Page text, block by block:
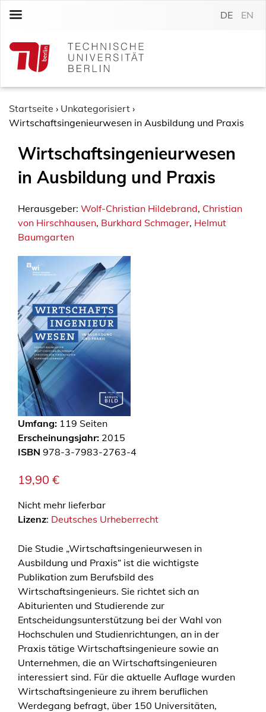
c
DE EN
Startseite › Unkategorisiert ›
Wirtschaftsingenieurwesen in Ausbildung und Praxis
Wirtschaftsingenieurwesen
in Ausbildung und Praxis
Herausgeber: Wolf-Christian Hildebrand, Christian
von Hirschhausen, Burkhard Schmager, Helmut
Baumgarten
Umfang: 119 Seiten
Erscheinungsjahr: 2015
ISBN 978-3-7983-2763-4
19,90 €
Nicht mehr lieferbar
Lizenz: Deutsches Urheberrecht
Die Studie „Wirtschaftsingenieurwesen in
Ausbildung und Praxis“ ist die wichtigste
Publikation zum Berufsbild des
Wirtschaftsingenieurs. Sie richtet sich an
Abiturienten und Studierende zur
Entscheidungsunterstützung bei der Wahl von
Hochschulen und Studienrichtungen, an in der
Praxis tätige Wirtschaftsingenieure sowie an
Unternehmen, die an Wirtschaftsingenieuren
interessiert sind. Für die aktuelle Auflage wurden
Wirtschaftsingenieure zu ihrem beruflichen
Werdegang befragt, über 150 Universitäten,